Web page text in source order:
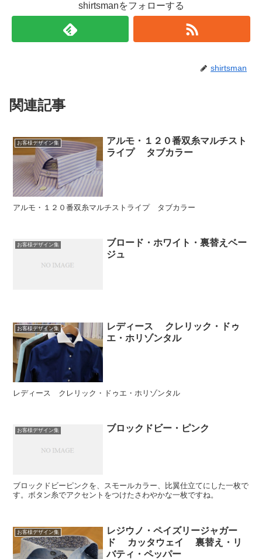
shirtsmanをフォローする
shirtsman
関連記事
お客様デザイン集
アルモ・１２０番双糸マルチスト
ライプ タブカラー
アルモ・１２０番双糸マルチストライプ タブカラー
お客様デザイン集
ブロード・ホワイト・裏替えベー
ジュ
お客様デザイン集
レディース クレリック・ドゥ
エ・ホリゾンタル
レディース クレリック・ドゥエ・ホリゾンタル
お客様デザイン集 ブロックドビー・ピンク
ブロックドビーピンクを、スモールカラー、比翼仕立てにした一枚で
す。ボタン糸でアクセントをつけたさわやかな一枚ですね。
お客様デザイン集
レジウノ・ペイズリージャガー
ド カッタウェイ 裏替え・リ
バティ・ペッパー